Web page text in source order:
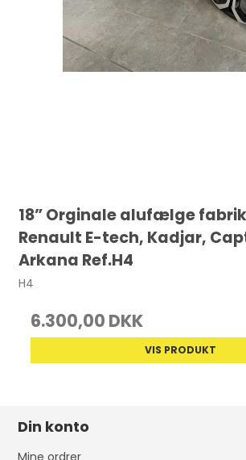
18” Orginale alufælge
Renault E-tech, Kadjar,
Arkana Ref.H4
H4
6.300,00 DKK
VIS PRODUKT
Din konto